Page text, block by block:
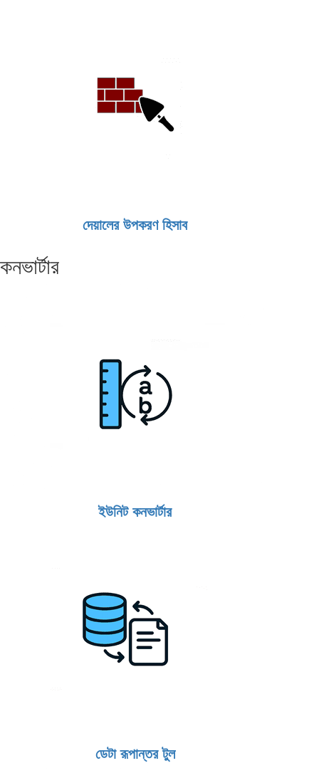
দেয়ালের উপকরণ হিসাব
কনভার্টার
ইউনিট কনভার্টার
ডেটা রূপান্তর টুল